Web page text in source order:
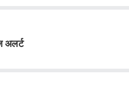
अलर्ट